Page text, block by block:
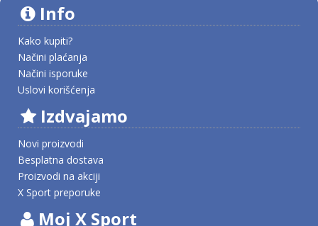
Info
Kako kupiti?
Načini plaćanja
Načini isporuke
Uslovi korišćenja
Izdvajamo
Novi proizvodi
Besplatna dostava
Proizvodi na akciji
X Sport preporuke
Moj X Sport